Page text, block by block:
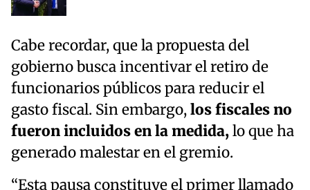
Cabe recordar, que la propuesta del
gobierno busca incentivar el retiro de
funcionarios públicos para reducir el
gasto fiscal. Sin embargo,los fiscales no
fueron incluidos en la medida,lo que ha
generado malestar en el gremio.
“Esta pausa constituye el primer llamado